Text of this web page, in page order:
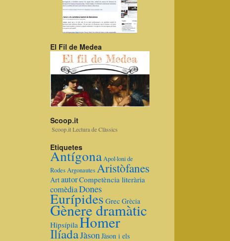
El Fil de Medea
Scoop.it
Scoop.it Lectura de Clàssics
Etiquetes
AntígonaApol·loni de
RodesArgonautesAristòfanes
ArtautorCompetència literària
comèdiaDones
Eurípides Grec Grècia
Gènere dramàtic
Hipsípila Homer
IlíadaJàsonJàson i els